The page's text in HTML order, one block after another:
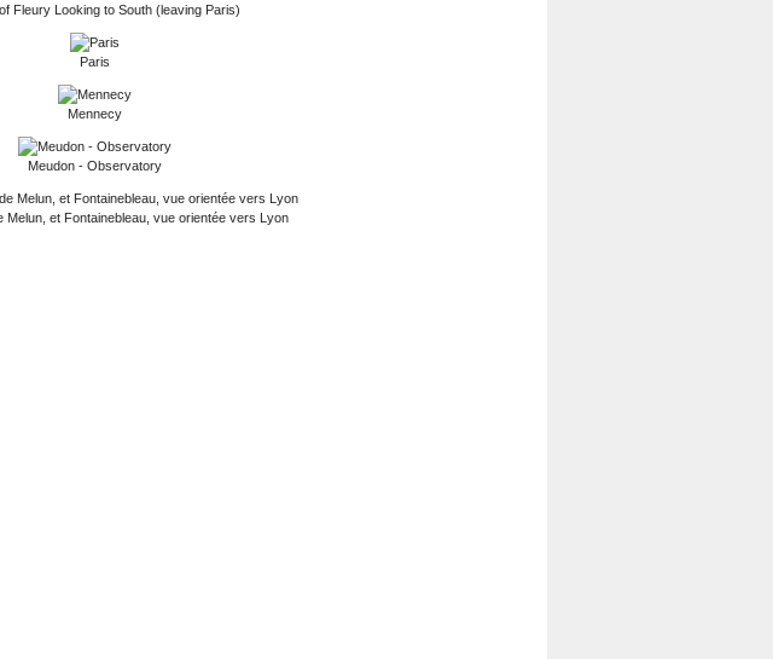
Fleury Looking to South (leaving Paris)
Paris
Mennecy
Meudon - Observatory
Melun, et Fontainebleau, vue orientée vers Lyon